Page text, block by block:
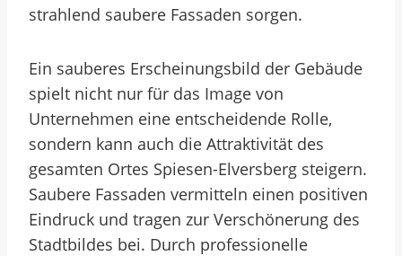
strahlend saubere Fassaden sorgen.
Ein sauberes Erscheinungsbild der Gebäude
spielt nicht nur für das Image von
Unternehmen eine entscheidende Rolle,
sondern kann auch die Attraktivität des
gesamten Ortes Spiesen-Elversberg steigern.
Saubere Fassaden vermitteln einen positiven
Eindruck und tragen zur Verschönerung des
Stadtbildes bei. Durch professionelle